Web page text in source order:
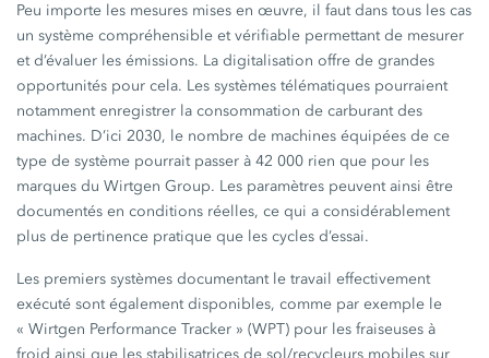
Peu importe les mesures mises en œuvre, il faut dans tous les cas
un système compréhensible et vérifiable permettant de mesurer
et d’évaluer les émissions. La digitalisation offre de grandes
opportunités pour cela. Les systèmes télématiques pourraient
notamment enregistrer la consommation de carburant des
machines. D’ici 2030, le nombre de machines équipées de ce
type de système pourrait passer à42 000 rien que pour les
marques duWirtgen Group. Les paramètres peuvent ainsi être
documentés en conditions réelles, ce qui a considérablement
plus de pertinence pratique que les cycles d’essai.
Les premiers systèmes documentant le travail effectivement
exécuté sont également disponibles, comme par exemple le
« Wirtgen PerformanceTracker » (WPT) pour les fraiseuses à